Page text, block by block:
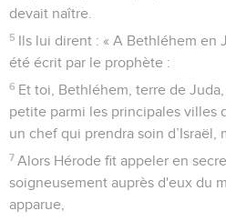
devait naître.
5 Ils lui dirent : « A Bethléhem en
été écrit par le prophète :
6 Et toi, Bethléhem, terre de
petite parmi les principales villes
un chef qui prendra soin d’Israël,
7 Alors Hérode fit appeler en
soigneusement auprès d'eux du
apparue,